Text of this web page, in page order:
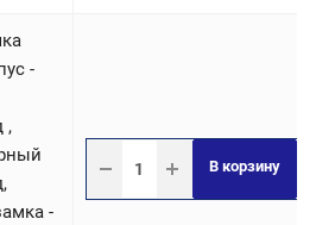
-
,
-
В корзину